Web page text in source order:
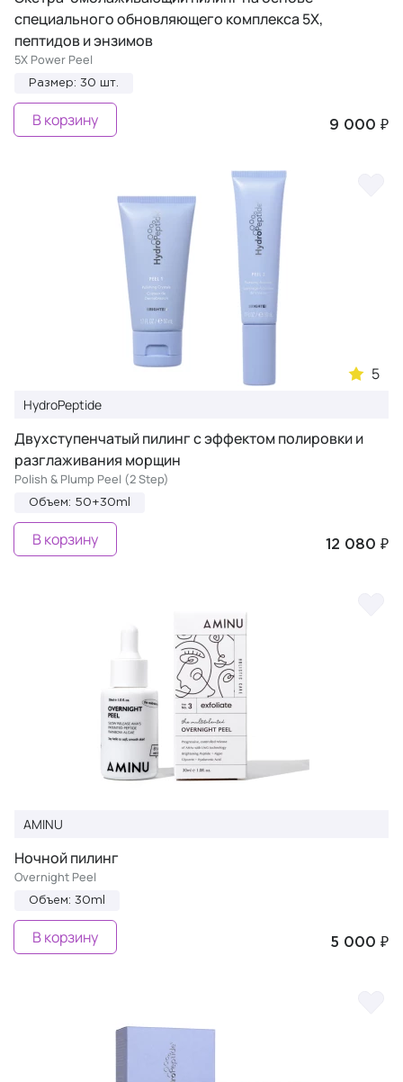
специального обновляющего комплекса 5X,
пептидов и энзимов
5X Power Peel
Размер: 30 шт.
9 000 ₽
В корзину
5
HydroPeptide
Двухступенчатый пилинг с эффектом полировки и
разглаживания морщин
Polish & Plump Peel (2 Step)
Объем: 50+30ml
12 080 ₽
В корзину
AMINU
Ночной пилинг
Overnight Peel
Объем: 30ml
5 000 ₽
В корзину